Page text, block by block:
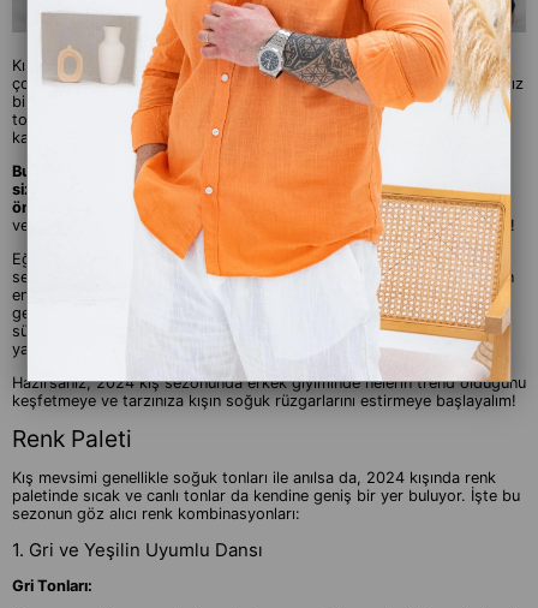
Kış, beyazın büyüsüne kapıldığımız, sıcak çayın, kahvenin tadını daha
çok sevdiğimiz ve modanın soğuk rüzgarlarıyla karşı karşıya kaldığımız
bir mevsimdir. Kışın gelmesiyle birlikte, gardırobumuzu monoton gri
tonlara bürünmeye zorlamak yerine, tarzımıza sıcak bir dokunuş
katmanın tam zamanı geldi.
Bu yazıda, 2024 kış sezonunun kapılarını aralıyor ve sizlere sadece
sizi sıcak tutmakla kalmayacak, aynı zamanda stilinizi ateşleyecek
öneriler sunuyoruz.
Soğuk havanın enerjinizi düşürmesine izin
vermeyin; çünkü bu sezon, tarzınızla sıcaklık rekorları kırmaya hazırız!
Eğer siz de gardırobunuzu kışa hazırlarken sıkıcı ve tekdüze
seçeneklerden sıkıldıysanız, doğru yerdesiniz. Bu yazıda, 2024 kışının
en sıcak trendlerini, en cool kombinleri ve tarzınıza yeni bir soluk
getirecek detayları bulacaksınız. Soğuk hava sizi düşük enerjiye mi
sürüklüyor? Endişelenmeyin, çünkü bu önerilerle kış enerjiniz tavan
yapacak!
Hazırsanız, 2024 kış sezonunda erkek giyiminde nelerin trend olduğunu
keşfetmeye ve tarzınıza kışın soğuk rüzgarlarını estirmeye başlayalım!
Renk Paleti
Kış mevsimi genellikle soğuk tonları ile anılsa da, 2024 kışında renk
paletinde sıcak ve canlı tonlar da kendine geniş bir yer buluyor. İşte bu
sezonun göz alıcı renk kombinasyonları:
1. Gri ve Yeşilin Uyumlu Dansı
Gri Tonları: